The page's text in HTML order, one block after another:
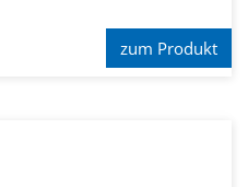
zum Produkt